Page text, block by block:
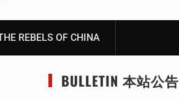
REBELS OF CHINA
BULLETIN 本站公告